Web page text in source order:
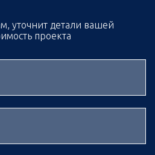
уточнит детали вашей
проекта